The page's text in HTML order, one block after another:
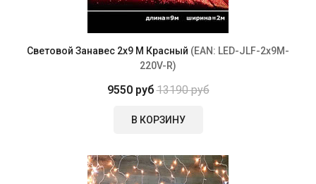
Световой Занавес 2х9 М Красный (EAN: LED-JLF-2x9M-
220V-R)
9550 руб13190 руб
В КОРЗИНУ